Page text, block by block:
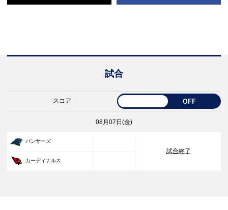
試合
スコア OFF
08月07日(金)
パンサーズ
試合終了
カーディナルス